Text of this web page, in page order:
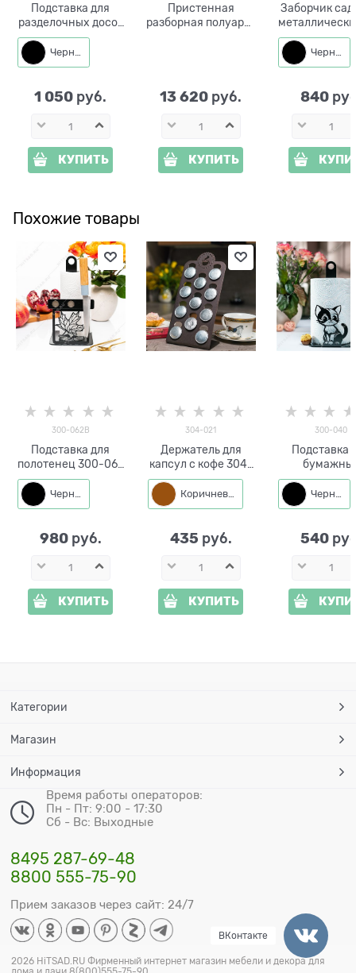
Подставка для
разделочных досок
с 2-мя крючками
Листья монстеры
300-245 металл
Черный
1 050 руб.
КУПИТЬ
Пристенная
разборная полуарка
13 620 руб.
КУПИТЬ
Заборчик
420B
высотаЧерный
840
Похожие товары
300-062B
Подставка для
полотенец 300-062
с магнитным
держателем ножей
Черный
980 руб.
КУПИТЬ
304-021
Держатель для
капсул с кофе 304-
021 настольный
Коричневый
435 руб.
КУПИТЬ
300-040
Подставка
полотенец
кухни 300-
Чёрный
Черный
540
Категории
Магазин
Информация
Время работы операторов:
Пн - Пт: 9:00 - 17:30
Сб - Вс: Выходные
8495 287-69-48
8800 555-75-90
Прием заказов через сайт: 24/7
2026 HiTSAD.RU Фирменный интернет магазин мебели и декора для
ВКонтакте